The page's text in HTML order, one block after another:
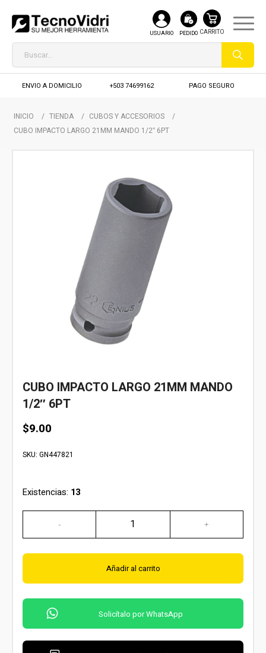
USUARIO PEDIDO
ENVIO A DOMICILIO +503 74699162 PAGO SEGURO
INICIO / TIENDA / CUBOS Y ACCESORIOS
/
CUBO IMPACTO LARGO 21MM MANDO 1/2″ 6PT
CUBO IMPACTO LARGO 21MM MANDO
1/2″ 6PT
$9.00
SKU: GN447821
Existencias: 13
Añadir al carrito
Solicítalo por WhatsApp